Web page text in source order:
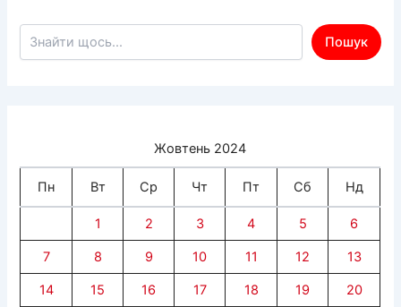
Костогризовому
Пошук по сайту
Пошук
Жовтень 2024
Пн Вт Ср Чт Пт Сб Нд
1 2 3 4 5 6
7 8 9 10 11 12 13
14 15 16 17 18 19 20